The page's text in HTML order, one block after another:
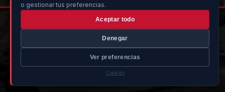
o gestionar tus preferencias.
Aceptar todo
Denegar
Ver preferencias
Cookies